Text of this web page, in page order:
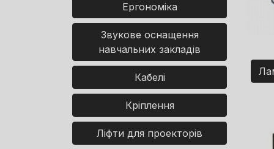
Ергономіка
Звукове оснащення
навчальних закладів
Кабелі
Кріплення
Ліфти для проекторів